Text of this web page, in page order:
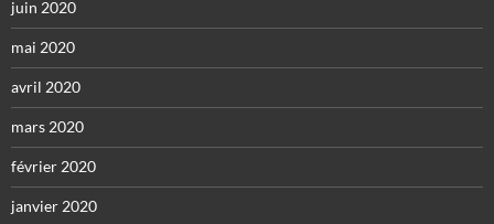
juin 2020
mai 2020
avril 2020
mars 2020
février 2020
janvier 2020